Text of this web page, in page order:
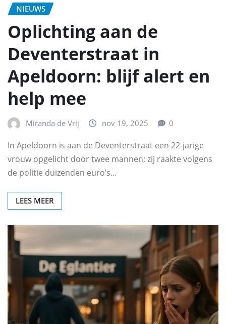
NIEUWS
Oplichting aan de
Deventerstraat in
Apeldoorn: blijf alert en
help mee
Miranda de Vrij nov 19, 2025 0
In Apeldoorn is aan de Deventerstraat een 22-jarige
vrouw opgelicht door twee mannen; zij raakte volgens
de politie duizenden euro’s…
LEES MEER